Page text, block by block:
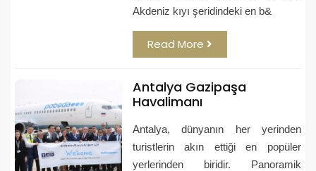
Akdeniz kıyı şeridindeki en b&
Read More
Antalya Gazipaşa
Havalimanı
Antalya, dünyanın her yerinden
turistlerin akın ettiği en popüler
yerlerinden biridir. Panoramik